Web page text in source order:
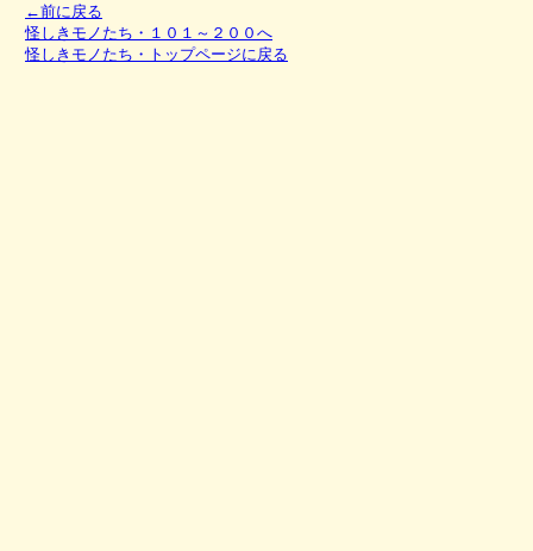
←前に戻る
怪しきモノたち・１０１～２００へ
怪しきモノたち・トップページに戻る